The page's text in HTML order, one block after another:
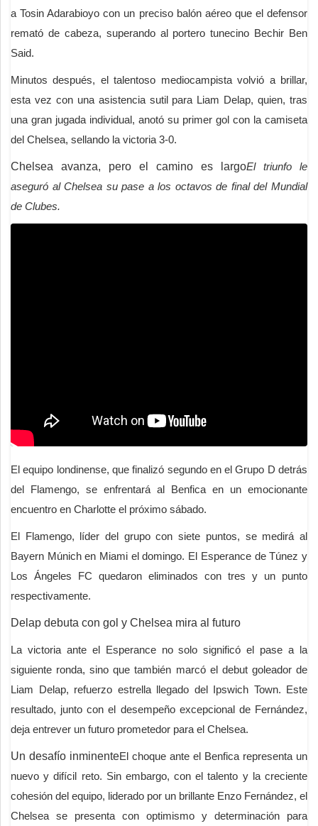
a Tosin Adarabioyo con un preciso balón aéreo que el defensor
remató de cabeza, superando al portero tunecino Bechir Ben
Said.
Minutos después, el talentoso mediocampista volvió a brillar,
esta vez con una asistencia sutil para Liam Delap, quien, tras
una gran jugada individual, anotó su primer gol con la camiseta
del Chelsea, sellando la victoria 3-0.
Chelsea avanza, pero el camino es largoEl triunfo le
aseguró al Chelsea su pase a los octavos de final del Mundial
de Clubes.
El equipo londinense, que finalizó segundo en el Grupo D detrás
del Flamengo, se enfrentará al Benfica en un emocionante
encuentro en Charlotte el próximo sábado.
El Flamengo, líder del grupo con siete puntos, se medirá al
Bayern Múnich en Miami el domingo. El Esperance de Túnez y
Los Ángeles FC quedaron eliminados con tres y un punto
respectivamente.
Delap debuta con gol y Chelsea mira al futuro
La victoria ante el Esperance no solo significó el pase a la
siguiente ronda, sino que también marcó el debut goleador de
Liam Delap, refuerzo estrella llegado del Ipswich Town. Este
resultado, junto con el desempeño excepcional de Fernández,
deja entrever un futuro prometedor para el Chelsea.
Un desafío inminenteEl choque ante el Benfica representa un
nuevo y difícil reto. Sin embargo, con el talento y la creciente
cohesión del equipo, liderado por un brillante Enzo Fernández, el
Chelsea se presenta con optimismo y determinación para